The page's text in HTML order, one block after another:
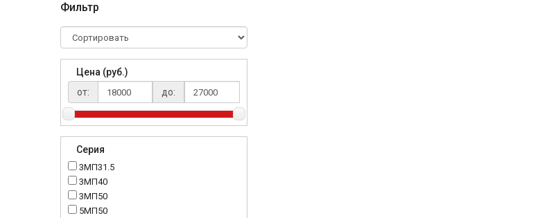
Фильтр
Цена (руб.)
от:
до:
Серия
3МП31.5
3МП40
3МП50
5МП50